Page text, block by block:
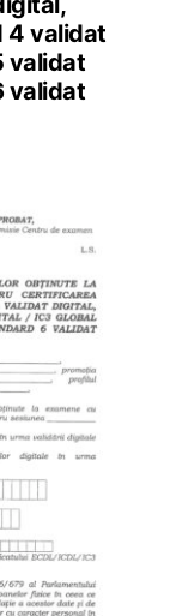
4 validat
validat
validat